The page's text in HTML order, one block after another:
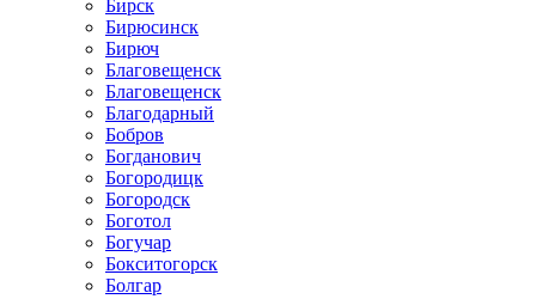
Бирск
Бирюсинск
Бирюч
Благовещенск
Благовещенск
Благодарный
Бобров
Богданович
Богородицк
Богородск
Боготол
Богучар
Бокситогорск
Болгар